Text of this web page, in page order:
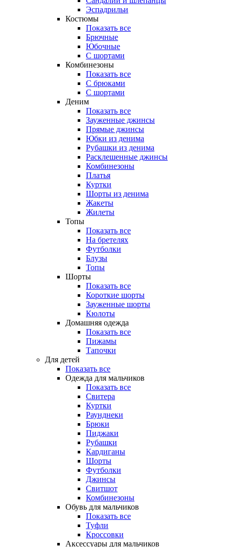
Эспадрильи
Костюмы
Показать все
Брючные
Юбочные
С шортами
Комбинезоны
Показать все
С брюками
С шортами
Деним
Показать все
Зауженные джинсы
Прямые джинсы
Юбки из денима
Рубашки из денима
Расклешенные джинсы
Комбинезоны
Платья
Куртки
Шорты из денима
Жакеты
Жилеты
Топы
Показать все
На бретелях
Футболки
Блузы
Топы
Шорты
Показать все
Короткие шорты
Зауженные шорты
Кюлоты
Домашняя одежда
Показать все
Пижамы
Тапочки
Для детей
Показать все
Одежда для мальчиков
Показать все
Свитера
Куртки
Раунднеки
Брюки
Пиджаки
Рубашки
Кардиганы
Шорты
Футболки
Джинсы
Свитшот
Комбинезоны
Обувь для мальчиков
Показать все
Туфли
Кроссовки
Аксессуары для мальчиков